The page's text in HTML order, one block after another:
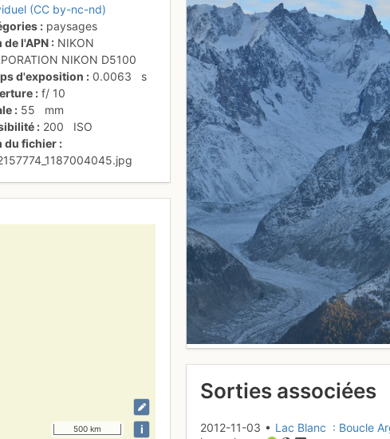
(CC by-nc-nd)
paysages
de l'APN
NIKON
NIKON D5100
d'exposition
0.0063
s
f/10
55
mm
200
ISO
du fichier
500 km i
Sorties associées
2012-11-03 • Lac Blanc : Boucle